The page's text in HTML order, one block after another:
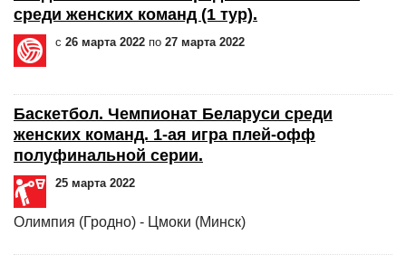
среди женских команд (1 тур).
с 26 марта 2022 по 27 марта 2022
Баскетбол. Чемпионат Беларуси среди
женских команд. 1-ая игра плей-офф
полуфинальной серии.
25 марта 2022
Олимпия (Гродно) - Цмоки (Минск)